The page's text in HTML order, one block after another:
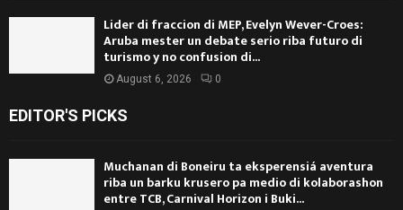
Lider di fraccion di MEP, Evelyn Wever-Croes:
Aruba mester un debate serio riba futuro di
turismo y no confusion di...
August 6, 2026 0
EDITOR'S PICKS
Muchanan di Boneiru ta eksperensiá aventura
riba un barku krusero pa medio di kolaborashon
entre TCB, Carnival Horizon i Buki...